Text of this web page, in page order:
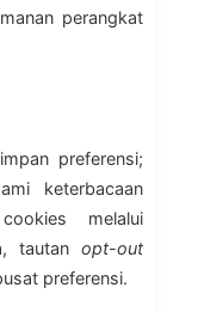
perangkat
preferensi;
keterbacaan
melalui
tautanopt-out
preferensi.